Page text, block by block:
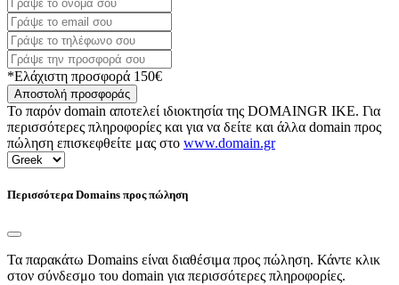
*Ελάχιστη προσφορά 150€
Αποστολή προσφοράς
Το παρόν domain αποτελεί ιδιοκτησία της DOMAINGR ΙΚΕ. Για
περισσότερες πληροφορίες και για να δείτε και άλλα domain προς
πώληση επισκεφθείτε μας στο www.domain.gr
Περισσότερα Domains προς πώληση
Τα παρακάτω Domains είναι διαθέσιμα προς πώληση. Κάντε κλικ
στον σύνδεσμο του domain για περισσότερες πληροφορίες.